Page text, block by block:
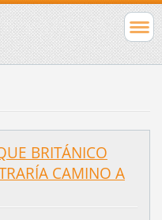
BRITÁNICO
CAMINO A